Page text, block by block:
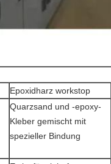
Epoxidharz workstop
Quarzsand und -epoxy-
Kleber gemischt mit
spezieller Bindung